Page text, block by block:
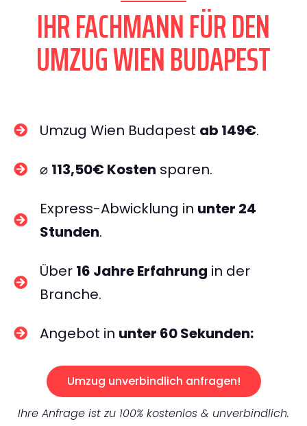
IHR FACHMANN FÜR DEN
UMZUG WIEN BUDAPEST
Umzug Wien Budapest ab 149€.
⌀ 113,50€ Kosten sparen.
Express-Abwicklung in unter 24
Stunden.
Über 16 Jahre Erfahrung in der
Branche.
Angebot in unter 60 Sekunden:
Umzug unverbindlich anfragen!
Ihre Anfrage ist zu 100% kostenlos & unverbindlich.